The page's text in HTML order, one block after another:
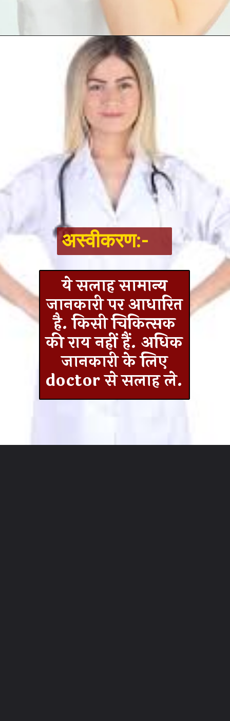
अस्वीकरण:-
ये सलाह सामान्य
जानकारी पर आधारित
है. किसी चिकित्सक
की राय नहीं हैं. अधिक
जानकारी के लिए
doctor से सलाह ले.